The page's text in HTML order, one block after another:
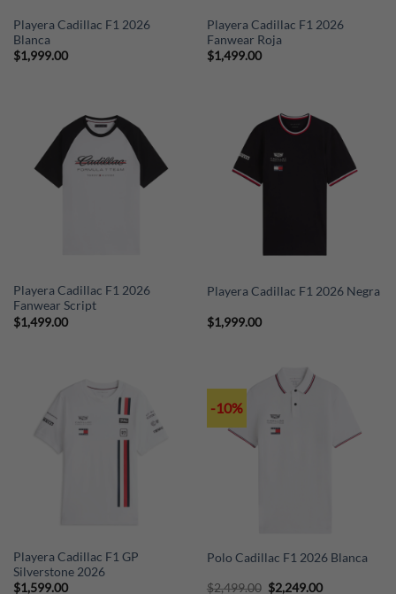
Playera Cadillac F1 2026
Blanca
$1,999.00
Playera Cadillac F1 2026
Fanwear Roja
$1,499.00
Playera Cadillac F1 2026
Fanwear Script
$1,499.00
Playera Cadillac F1 2026 Negra
$1,999.00
Playera Cadillac F1 GP
Silverstone 2026
$1,599.00
-10%
Polo Cadillac F1 2026 Blanca
$2,499.00 Original
$2,249.00Current